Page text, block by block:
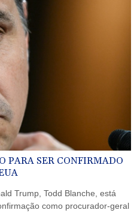
PARA SER CONFIRMADO
Trump, Todd Blanche, está
como procurador-geral